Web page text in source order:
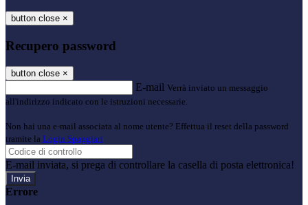
button close ×
Recupero password
button close ×
E-mail Verrà inviato un messaggio
all'indirizzo indicato con le istruzioni necessarie.
Non hai una e-mail associata al nome utente? Effettua il reset della password
tramite la Login Spaggiari
E-mail inviata, si prega di controllare la casella di posta elettronica!
Errore